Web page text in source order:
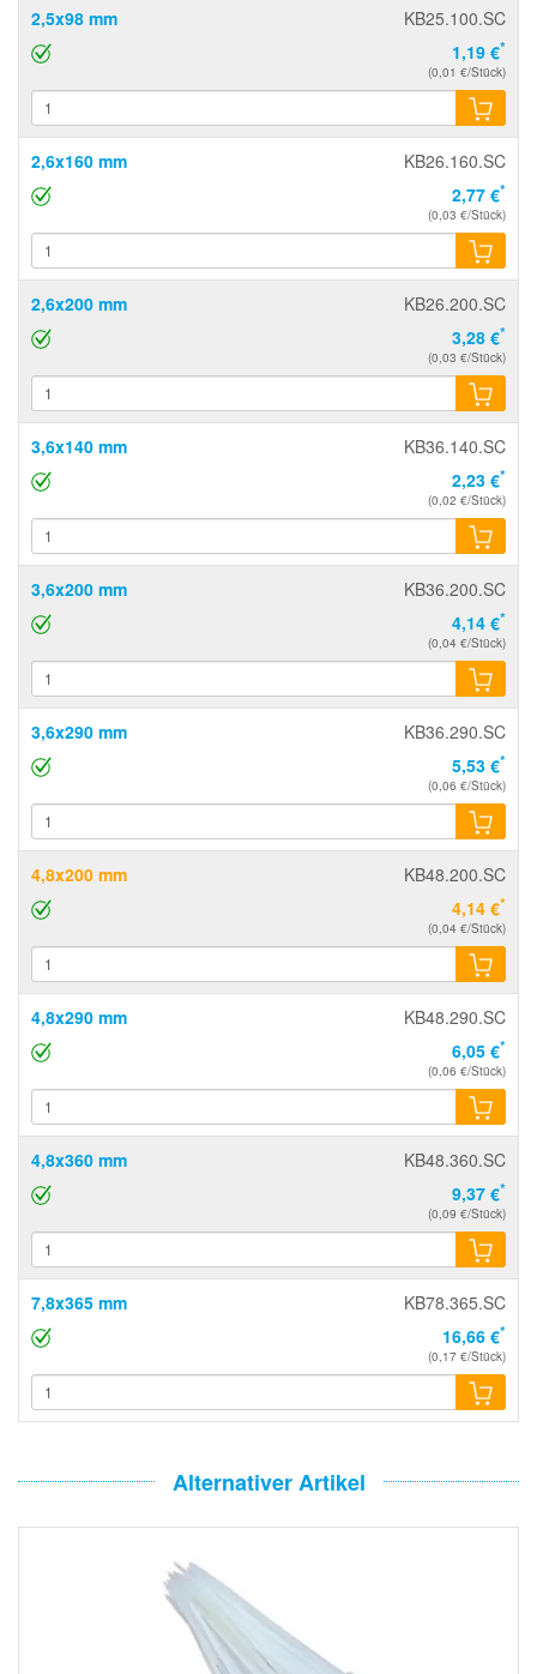
2,5x98 mm
KB25.100.SC
1,19 €*
(0,01 €/Stück)
2,6x160 mm
KB26.160.SC
2,77 €*
(0,03 €/Stück)
2,6x200 mm
KB26.200.SC
3,28 €*
(0,03 €/Stück)
3,6x140 mm
KB36.140.SC
2,23 €*
(0,02 €/Stück)
3,6x200 mm
KB36.200.SC
4,14 €*
(0,04 €/Stück)
3,6x290 mm
KB36.290.SC
5,53 €*
(0,06 €/Stück)
4,8x200 mm
KB48.200.SC
4,14 €*
(0,04 €/Stück)
4,8x290 mm
KB48.290.SC
6,05 €*
(0,06 €/Stück)
4,8x360 mm
KB48.360.SC
9,37 €*
(0,09 €/Stück)
7,8x365 mm
KB78.365.SC
16,66 €*
(0,17 €/Stück)
Alternativer Artikel